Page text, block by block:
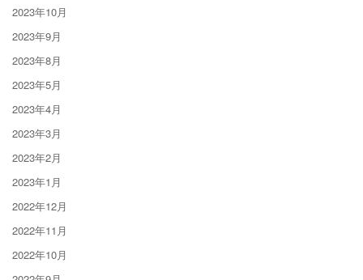
2023年10月
2023年9月
2023年8月
2023年5月
2023年4月
2023年3月
2023年2月
2023年1月
2022年12月
2022年11月
2022年10月